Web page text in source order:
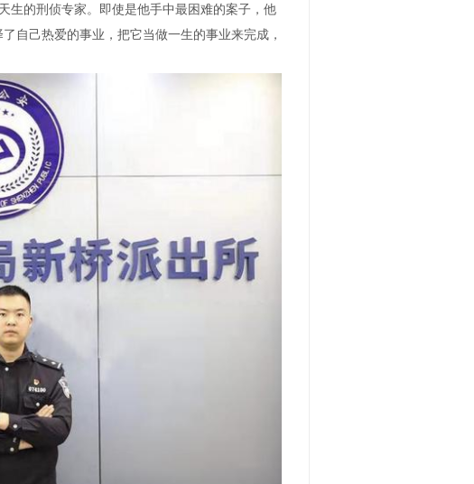
生的刑侦专家。即使是他手中最困难的案子，他
自己热爱的事业，把它当做一生的事业来完成，